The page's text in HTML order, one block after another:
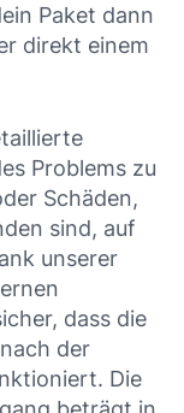
Paket dann
direkt einem
Problems zu
Schäden,
sind, auf
unserer
dass die
der
Die